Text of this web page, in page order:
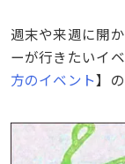
週末や来週に開
ーが行きたいイ
方のイベント】